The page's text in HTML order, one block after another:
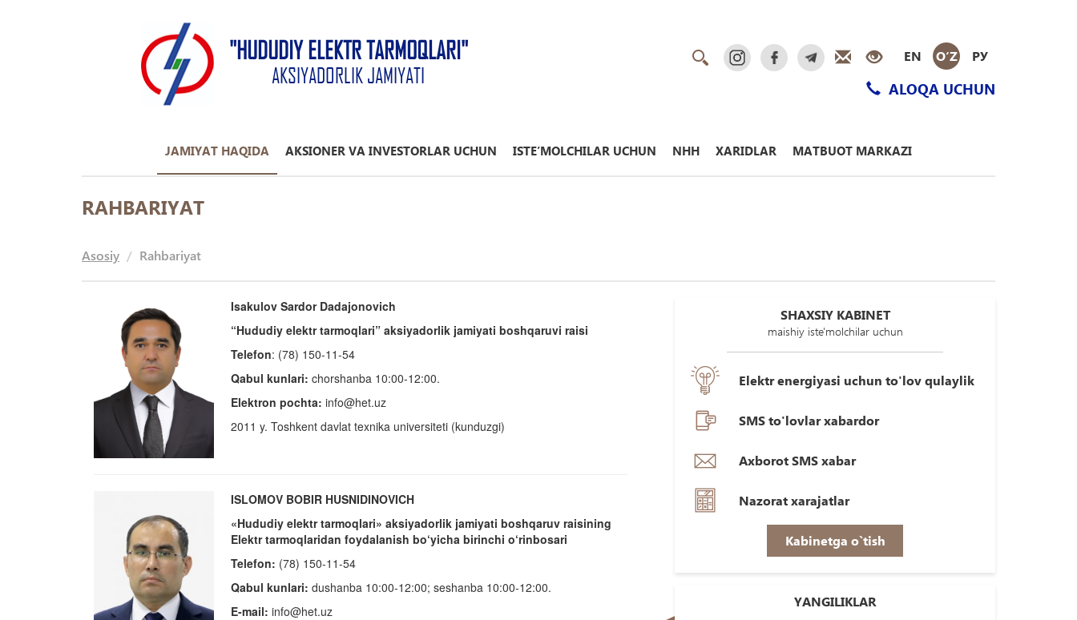
"HUDUDIY ELEKTR TARMOQLARI"
AKSIYADORLIK JAMIYATI
EN O‘Z РУ
ALOQA UCHUN
JAMIYAT HAQIDA AKSIONER VA INVESTORLAR UCHUN ISTE’MOLCHILAR UCHUN NHH XARIDLAR MATBUOT MARKAZI
RAHBARIYAT
Asosiy Rahbariyat
Isakulov Sardor Dadajonovich
“Hududiy elektr tarmoqlari” aksiyadorlik jamiyati boshqaruvi raisi
Telefon: (78) 150-11-54
Qabul kunlari: chorshanba 10:00-12:00.
Elektron pochta: info@het.uz
2011 y. Toshkent davlat texnika universiteti (kunduzgi)
ISLOMOV BOBIR HUSNIDINOVICH
«Hududiy elektr tarmoqlari» aksiyadorlik jamiyati boshqaruv raisining
Elektr tarmoqlaridan foydalanish bo‘yicha birinchi o‘rinbosari
Telefon: (78) 150-11-54
Qabul kunlari: dushanba 10:00-12:00; seshanba 10:00-12:00.
E-mail: info@het.uz
SHAXSIY KABINET
maishiy iste'molchilar uchun
Elektr energiyasi uchun to'lov qulaylik
SMS to'lovlar xabardor
Axborot SMS xabar
Nazorat xarajatlar
Kabinetga o`tish
YANGILIKLAR